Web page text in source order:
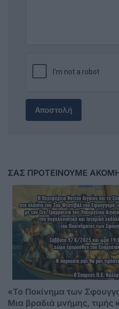
Αποστολή
ΣΑΣ ΠΡΟΤΕΙΝΟΥΜΕ
«Το Ποκίνημα των
Μια βραδιά μνήμης, τιμής